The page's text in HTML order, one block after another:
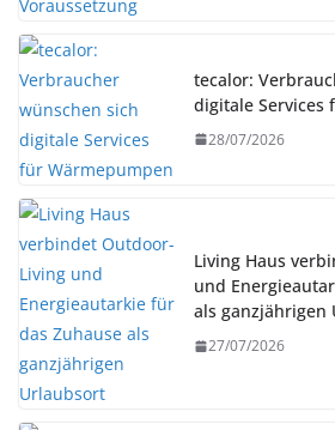
tecalor:
digitale Services
28/07/2026
Living Haus
und
als ganzjährigen
27/07/2026